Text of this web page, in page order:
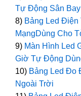
Tự Động Sân Bay
8) Bảng Led
MạngDùng Cho
9) Màn Hình Led
Giờ Tự Động
10) Bảng Led Đo
Ngoài Trời